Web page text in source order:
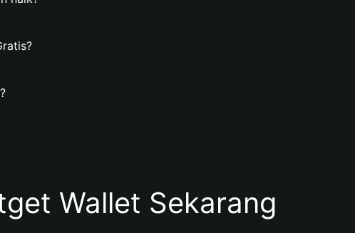
Wallet Sekarang